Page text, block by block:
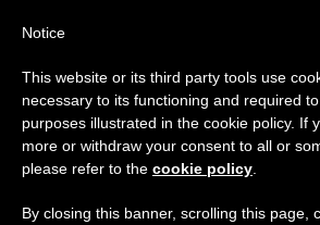
PAPAS
Aviso importante
Del 27 de julio al 7 de agosto
anual, aprovechando que en el
se generan menos informaciones
Notice
This website or its third party tools use
necessary to its functioning and required
purposes illustrated in the cookie policy. If
more or withdraw your consent to all or
please refer to the cookie policy
By closing this banner, scrolling this page,